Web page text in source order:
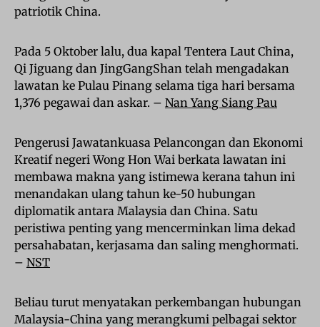
patriotik China.
Pada 5 Oktober lalu, dua kapal Tentera Laut China,
Qi Jiguang dan JingGangShan telah mengadakan
lawatan ke Pulau Pinang selama tiga hari bersama
1,376 pegawai dan askar. – Nan Yang Siang Pau
Pengerusi Jawatankuasa Pelancongan dan Ekonomi
Kreatif negeri Wong Hon Wai berkata lawatan ini
membawa makna yang istimewa kerana tahun ini
menandakan ulang tahun ke-50 hubungan
diplomatik antara Malaysia dan China. Satu
peristiwa penting yang mencerminkan lima dekad
persahabatan, kerjasama dan saling menghormati.
– NST
Beliau turut menyatakan perkembangan hubungan
Malaysia-China yang merangkumi pelbagai sektor